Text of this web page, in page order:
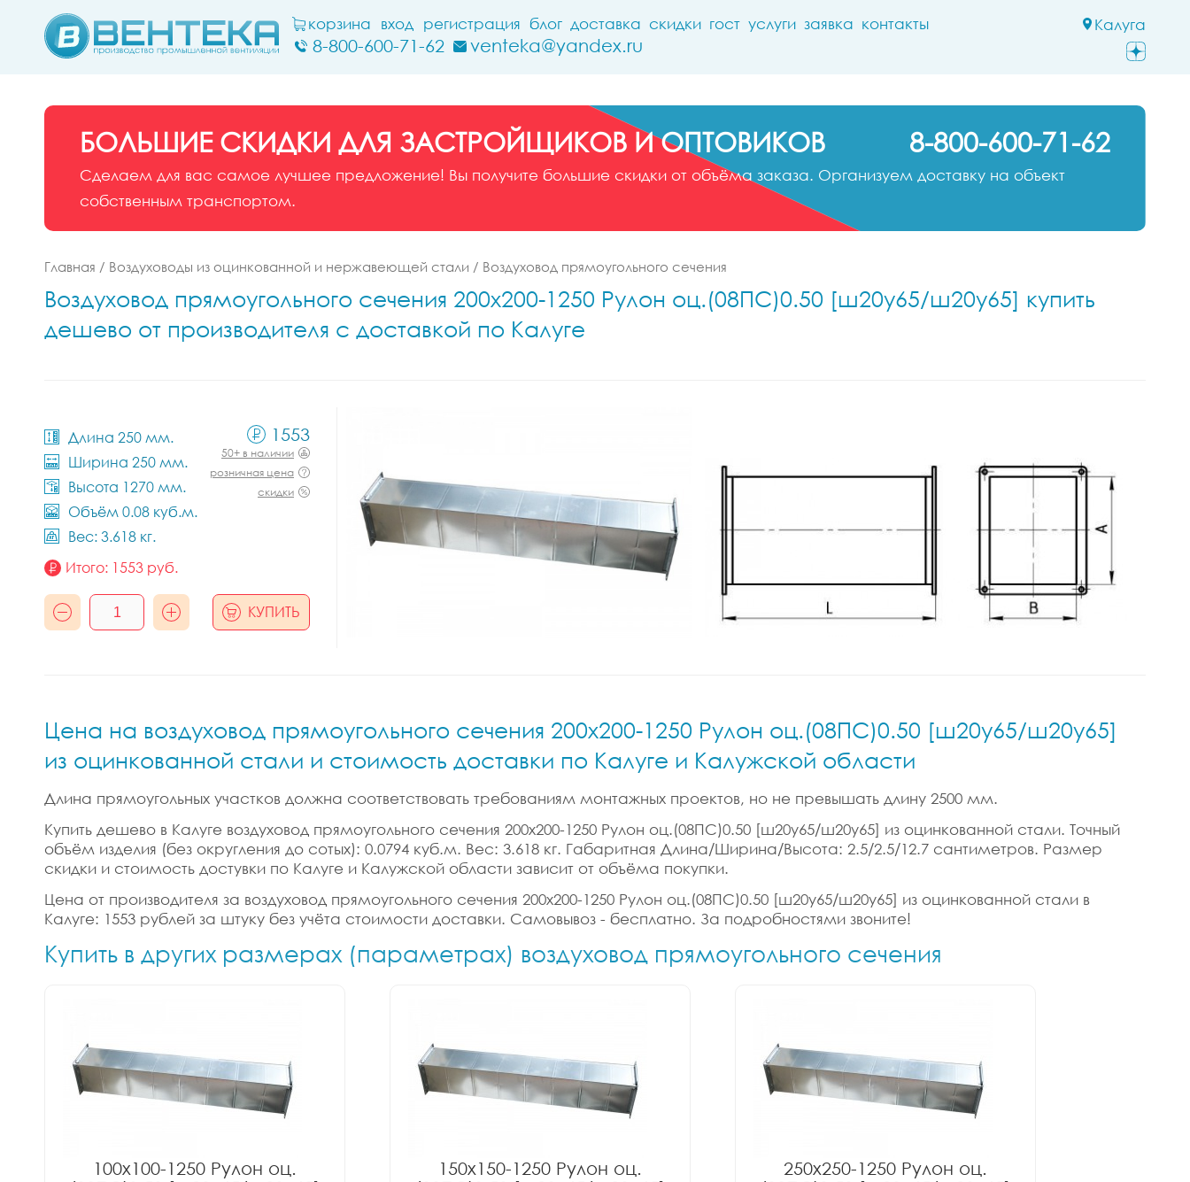
Калуга
корзина вход регистрация блог доставка скидки гост услуги заявка контакты
8-800-600-71-62 venteka@yandex.ru
БОЛЬШИЕ СКИДКИ ДЛЯ ЗАСТРОЙЩИКОВ И ОПТОВИКОВ 8-800-600-71-62
Сделаем для вас самое лучшее предложение! Вы получите большие скидки от объёма заказа. Организуем доставку на объект
собственным транспортом.
Главная / Воздуховоды из оцинкованной и нержавеющей стали / Воздуховод прямоугольного сечения
Воздуховод прямоугольного сечения 200x200-1250 Рулон оц.(08ПС)0.50 [ш20у65/ш20у65] купить
дешево от производителя с доставкой по Калуге
Длина 250 мм.
Ширина 250 мм.
Высота 1270 мм.
Объём 0.08 куб.м.
Вес: 3.618 кг.
1553
50+ в наличии
розничная цена
скидки
Итого: 1553 руб.
КУПИТЬ
Цена на воздуховод прямоугольного сечения 200x200-1250 Рулон оц.(08ПС)0.50 [ш20у65/ш20у65]
из оцинкованной стали и стоимость доставки по Калуге и Калужской области
Длина прямоугольных участков должна соответствовать требованиям монтажных проектов, но не превышать длину 2500 мм.
Купить дешево в Калуге воздуховод прямоугольного сечения 200x200-1250 Рулон оц.(08ПС)0.50 [ш20у65/ш20у65] из оцинкованной стали. Точный
объём изделия (без округления до сотых): 0.0794 куб.м. Вес: 3.618 кг. Габаритная Длина/Ширина/Высота: 2.5/2.5/12.7 сантиметров. Размер
скидки и стоимость достувки по Калуге и Калужской области зависит от объёма покупки.
Цена от производителя за воздуховод прямоугольного сечения 200x200-1250 Рулон оц.(08ПС)0.50 [ш20у65/ш20у65] из оцинкованной стали в
Калуге: 1553 рублей за штуку без учёта стоимости доставки. Самовывоз - бесплатно. За подробностями звоните!
Купить в других размерах (параметрах) воздуховод прямоугольного сечения
100x100-1250 Рулон оц.
150x150-1250 Рулон оц.
250x250-1250 Рулон оц.